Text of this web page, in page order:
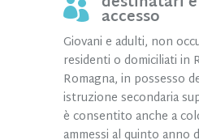
 accesso
Giovani e adulti, non
residenti o domiciliati in
Romagna, in possesso
istruzione secondaria
è consentito anche a
ammessi al quinto anno